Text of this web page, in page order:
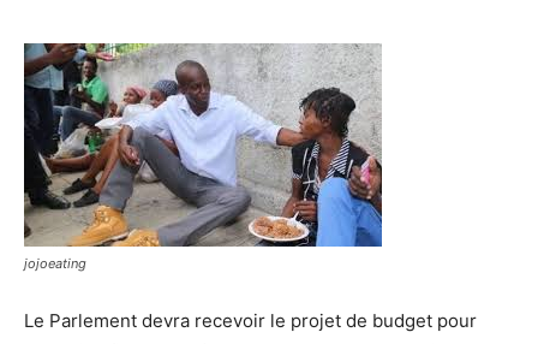
jojoeating
Le Parlement devra recevoir le projet de budget pour